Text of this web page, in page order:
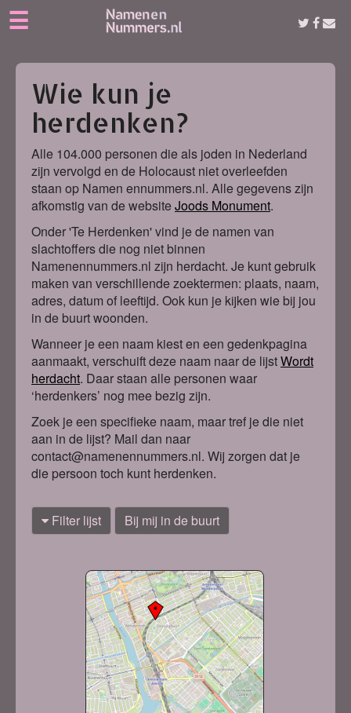
☰
Wie kun je
herdenken?
Alle 104.000 personen die als joden in Nederland
zijn vervolgd en de Holocaust niet overleefden
staan op Namen ennummers.nl. Alle gegevens zijn
afkomstig van de websiteJoods Monument.
Onder 'Te Herdenken' vind je de namen van
slachtoffers die nog niet binnen
Namenennummers.nl zijn herdacht. Je kunt gebruik
maken van verschillende zoektermen: plaats, naam,
adres, datum of leeftijd. Ook kun je kijken wie bij jou
in de buurt woonden.
Wanneer je een naam kiest en een gedenkpagina
aanmaakt, verschuift deze naam naar de lijstWordt
herdacht. Daar staan alle personen waar
‘herdenkers’ nog mee bezig zijn.
Zoek je een specifieke naam, maar tref je die niet
aan in de lijst? Mail dan naar
contact@namenennummers.nl. Wij zorgen dat je
die persoon toch kunt herdenken.
Filter lijst Bij mij in de buurt